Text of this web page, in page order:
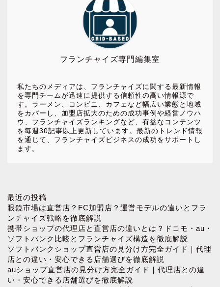
フランチャイズ専門編集室
私たちのメディアは、フランチャイズに関する最新情報
を専門チームが迅速に提供する信頼性の高い情報源で
す。ラーメン、コンビニ、カフェなど幅広い業態と地域
をカバーし、加盟店拡大のための成功事例や経営ノウハ
ウ、フランチャイズランキングなど、有益なコンテンツ
を毎週30記事以上更新しています。最新のトレンド情報
を通じて、フランチャイズビジネスの成功をサポートし
ます。
最近の投稿
眼鏡市場は直営店？FC加盟店？運営モデルの違いとフラ
ンチャイズ戦略を徹底解説
携帯ショップの代理店と直営店の違いとは？ドコモ・au・
ソフトバンク比較とフランチャイズ構造を徹底解説
ソフトバンクショップ直営店の見分け方完全ガイド｜代理
店との違い・安心できる店舗選びを徹底解説
auショップ直営店の見分け方完全ガイド｜代理店との違
い・安心できる店舗選びを徹底解説
お問い合わせ
プロフィール
プライバシーポリシー